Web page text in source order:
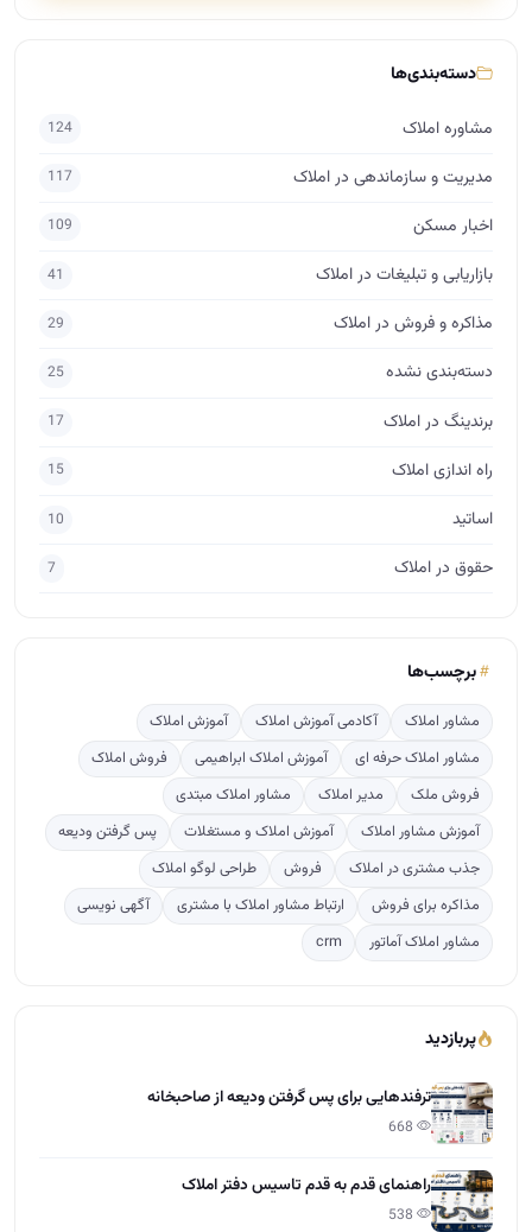
دسته‌بندی‌ها
مشاوره املاک 124
مدیریت و سازماندهی در املاک 117
اخبار مسکن 109
بازاریابی و تبلیغات در املاک 41
مذاکره و فروش در املاک 29
دسته‌بندی نشده 25
برندینگ در املاک 17
راه اندازی املاک 15
اساتید 10
حقوق در املاک 7
برچسب‌ها
مشاور املاک آکادمی آموزش املاک
آموزش املاک
مشاور املاک حرفه ای
آموزش املاک ابراهیمی
فروش املاک
فروش ملک
مدیر املاک
مشاور املاک مبتدی
آموزش مشاور املاک
آموزش املاک و مستغلات
پس گرفتن ودیعه
جذب مشتری در املاک
فروش
طراحی لوگو املاک
مذاکره برای فروش
ارتباط مشاور املاک با مشتری
آگهی نویسی
مشاور املاک آماتور
crm
پربازدید
ترفندهایی برای پس گرفتن ودیعه از صاحبخانه
راهنمای قدم به قدم تاسیس دفتر املاک